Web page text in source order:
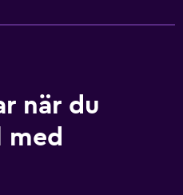
när du
med